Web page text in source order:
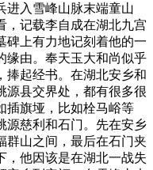
进入雪峰山脉末端童山
，记载李自成在湖北九宫
碑上有力地记刻着他的一
缘由。奉天玉大和尚似乎
捧起经书。在湖北安乡和
源县交界处，都有很多很
插旗垭，比如栓马峪等
源慈利和石门。先在安乡
群山之间，最后在石门夹
，他因该是在湖北一战失